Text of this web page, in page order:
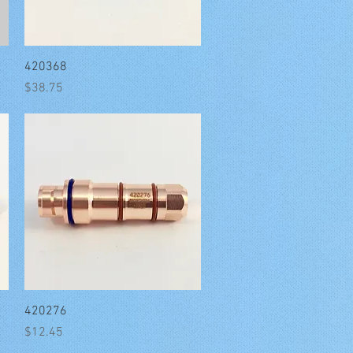
त्वरित दृश्य
420368
मूल्य
$38.75
त्वरित दृश्य
420276
मूल्य
$12.45